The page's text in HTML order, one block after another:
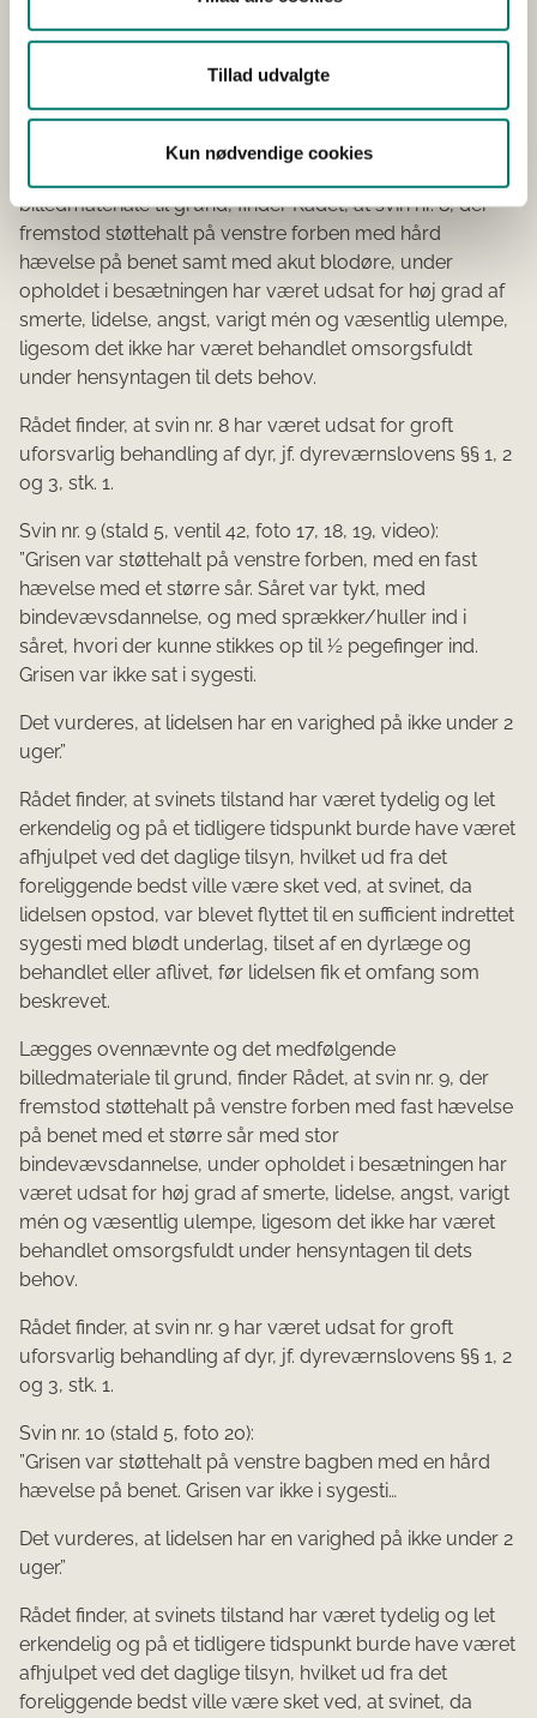
Tillad udvalgte
Kun nødvendige cookies
lidelsen opstod, var blevet flyttet til en sufficient indrettet
sygesti med blødt underlag, tilset af en dyrlæge og
beskrevet.
billedmateriale til grund, finder Rådet, at svin nr. 8, der
fremstod støttehalt på venstre forben med hård
hævelse på benet samt med akut blodøre, under
opholdet i besætningen har været udsat for høj grad af
smerte, lidelse, angst, varigt mén og væsentlig ulempe,
ligesom det ikke har været behandlet omsorgsfuldt
under hensyntagen til dets behov.
Rådet finder, at svin nr. 8 har været udsat for groft
uforsvarlig behandling af dyr, jf. dyreværnslovens §§ 1, 2
og 3, stk. 1.
Svin nr. 9 (stald 5, ventil 42, foto 17, 18, 19, video):
”Grisen var støttehalt på venstre forben, med en fast
hævelse med et stør­re sår. Såret var tykt, med
bindevævsdannelse, og med sprækker/huller ind i
såret, hvori der kunne stikkes op til ½ pegefinger ind.
Grisen var ikke sat i sygesti.
Det vurderes, at lidelsen har en varighed på ikke under 2
uger.”
Rådet finder, at svinets tilstand har været tydelig og let
erkendelig og på et tidligere tidspunkt burde have været
afhjulpet ved det daglige tilsyn, hvilket ud fra det
foreliggende bedst ville være sket ved, at svinet, da
lidelsen opstod, var blevet flyttet til en sufficient indrettet
sygesti med blødt underlag, tilset af en dyrlæge og
behandlet eller aflivet, før lidelsen fik et omfang som
beskrevet.
Lægges ovennævnte og det medfølgende
billedmateriale til grund, finder Rådet, at svin nr. 9, der
fremstod støttehalt på venstre forben med fast hævelse
på benet med et større sår med stor
bindevævsdannelse, under opholdet i besætningen har
været udsat for høj grad af smerte, lidelse, angst, varigt
mén og væsentlig ulempe, ligesom det ikke har været
behandlet omsorgsfuldt under hensyntagen til dets
behov.
Rådet finder, at svin nr. 9 har været udsat for groft
uforsvarlig behandling af dyr, jf. dyreværnslovens §§ 1, 2
og 3, stk. 1.
Svin nr. 10 (stald 5, foto 20):
”Grisen var støttehalt på venstre bagben med en hård
hævelse på benet. Grisen var ikke i sygesti…
Det vurderes, at lidelsen har en varighed på ikke under 2
uger.”
Rådet finder, at svinets tilstand har været tydelig og let
erkendelig og på et tidligere tidspunkt burde have været
afhjulpet ved det daglige tilsyn, hvilket ud fra det
foreliggende bedst ville være sket ved, at svinet, da